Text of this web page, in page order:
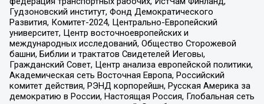
Гудзоновский институт, Фонд Демократического
Развития, Комитет-2024, Центрально-Европейский
университет, Центр восточноевропейских и
международных исследований, Общество Сторожевой
башни, Библии и трактатов Свидетелей Иеговы,
Гражданский Совет, Центр анализа европейской политики,
Академическая сеть Восточная Европа, Российский
комитет действия, РЭНД корпорейшн, Русская Америка за
демократию в России, Настоящая Россия, Глобальная сеть